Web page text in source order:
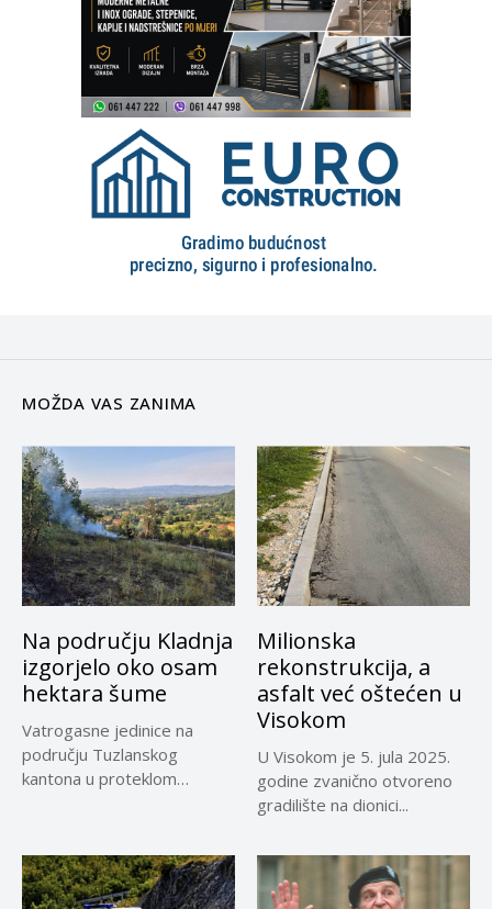
MOŽDA VAS ZANIMA
Na području Kladnja
izgorjelo oko osam
hektara šume
Vatrogasne jedinice na
području Tuzlanskog
kantona u proteklom
Milionska
rekonstrukcija, a
asfalt već oštećen u
Visokom
U Visokom je 5. jula 2025.
godine zvanično otvoreno
gradilište na dionici...